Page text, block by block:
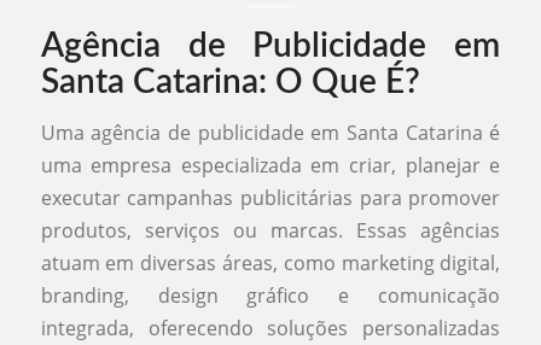
Agência de Publicidade em
Santa Catarina: O Que É?
Uma agência de publicidade em Santa Catarina é
uma empresa especializada em criar, planejar e
executar campanhas publicitárias para promover
produtos, serviços ou marcas. Essas agências
atuam em diversas áreas, como marketing digital,
branding, design gráfico e comunicação
integrada, oferecendo soluções personalizadas